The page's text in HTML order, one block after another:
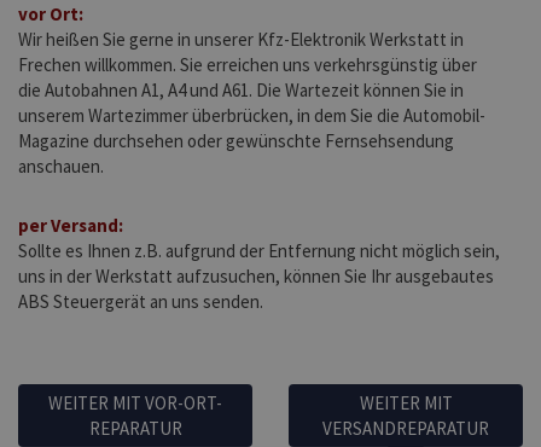
vor Ort:
Wir heißen Sie gerne in unserer Kfz-Elektronik Werkstatt in
Frechen willkommen. Sie erreichen uns verkehrsgünstig über
die Autobahnen A1, A4 und A61. Die Wartezeit können Sie in
unserem Wartezimmer überbrücken, in dem Sie die Automobil-
Magazine durchsehen oder gewünschte Fernsehsendung
anschauen.
per Versand:
Sollte es Ihnen z.B. aufgrund der Entfernung nicht möglich sein,
uns in der Werkstatt aufzusuchen, können Sie Ihr ausgebautes
ABS Steuergerät an uns senden.
WEITER MIT VOR-ORT-
REPARATUR
WEITER MIT
VERSANDREPARATUR